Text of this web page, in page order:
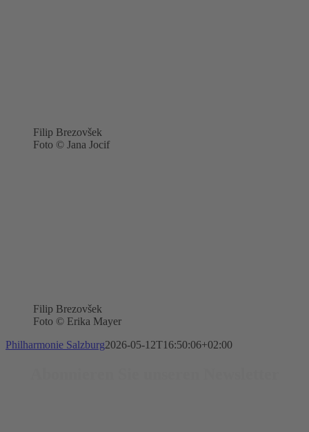
Filip Brezovšek
Foto © Jana Jocif
Filip Brezovšek
Foto © Erika Mayer
Philharmonie Salzburg2026-05-12T16:50:06+02:00